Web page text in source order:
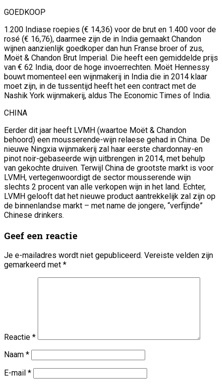
GOEDKOOP
1.200 Indiase roepies (€ 14,36) voor de brut en 1.400 voor de
rosé (€ 16,76), daarmee zijn de in India gemaakt Chandon
wijnen aanzienlijk goedkoper dan hun Franse broer of zus,
Moët & Chandon Brut Imperial. Die heeft een gemiddelde prijs
van € 62 India, door de hoge invoerrechten. Moët Hennessy
bouwt momenteel een wijnmakerij in India die in 2014 klaar
moet zijn, in de tussentijd heeft het een contract met de
Nashik York wijnmakerij, aldus The Economic Times of India.
CHINA
Eerder dit jaar heeft LVMH (waartoe Moët & Chandon
behoord) een mousserende-wijn relaese gehad in China. De
nieuwe Ningxia wijnmakerij zal haar eerste chardonnay-en
pinot noir-gebaseerde wijn uitbrengen in 2014, met behulp
van gekochte druiven. Terwijl China de grootste markt is voor
LVMH, vertegenwoordigt de sector mousserende wijn
slechts 2 procent van alle verkopen wijn in het land. Echter,
LVMH gelooft dat het nieuwe product aantrekkelijk zal zijn op
de binnenlandse markt – met name de jongere, “verfijnde”
Chinese drinkers.
Geef een reactie
Je e-mailadres wordt niet gepubliceerd. Vereiste velden zijn
gemarkeerd met *
Reactie *
Naam *
E-mail *